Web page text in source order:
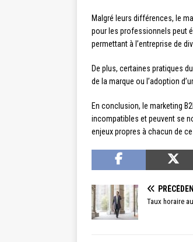
Malgré leurs différences, le
pour les professionnels peut
permettant à l’entreprise de
De plus, certaines pratiques
de la marque ou l’adoption
En conclusion, le marketing
incompatibles et peuvent se
enjeux propres à chacun de
Taux horaire